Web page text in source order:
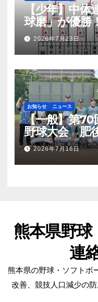
【少年】中体
球磨」が優勝
優勝！九州大
2026年7月23日
お知らせ ニュース
【一般】第70
野球大会 肥
ンシップ初優
2026年7月16日
熊本県野
連
熊本県の野球・ソフトボ
改善、競技人口減少の